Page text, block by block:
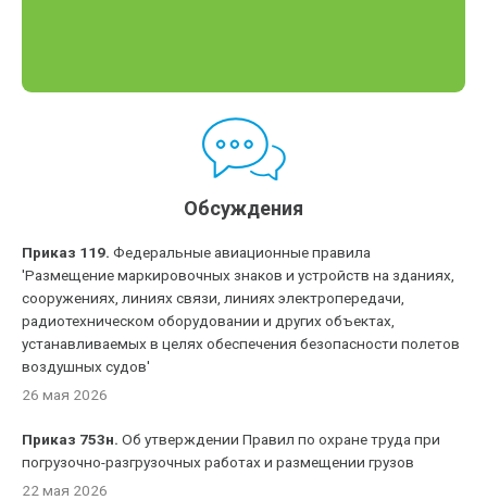
Обсуждения
Приказ 119. Федеральные авиационные правила
'Размещение маркировочных знаков и устройств на зданиях,
сооружениях, линиях связи, линиях электропередачи,
радиотехническом оборудовании и других объектах,
устанавливаемых в целях обеспечения безопасности полетов
воздушных судов'
26 мая 2026
Приказ 753н. Об утверждении Правил по охране труда при
погрузочно-разгрузочных работах и размещении грузов
22 мая 2026